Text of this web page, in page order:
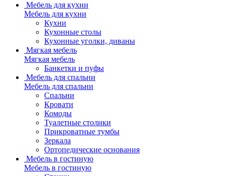
Мебель для кухни
Мебель для кухни
Кухни
Кухонные столы
Кухонные уголки, диваны
Мягкая мебель
Мягкая мебель
Банкетки и пуфы
Мебель для спальни
Мебель для спальни
Спальни
Кровати
Комоды
Туалетные столики
Прикроватные тумбы
Зеркала
Ортопедические основания
Мебель в гостиную
Мебель в гостиную